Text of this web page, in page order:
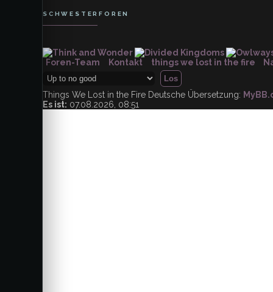
SCHWESTERFOREN
Foren-Team Kontakt things we lost in the fire
Things We Lost in the Fire Deutsche Übersetzung:
Es ist: 07.08.2026, 08:51